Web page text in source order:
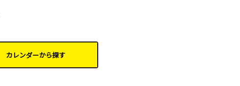
カレンダーから探す